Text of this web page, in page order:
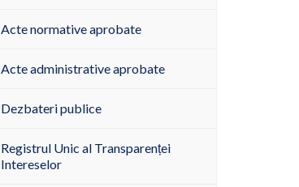
Acte normative aprobate
Acte administrative aprobate
Dezbateri publice
Registrul Unic al Transparenței
Intereselor